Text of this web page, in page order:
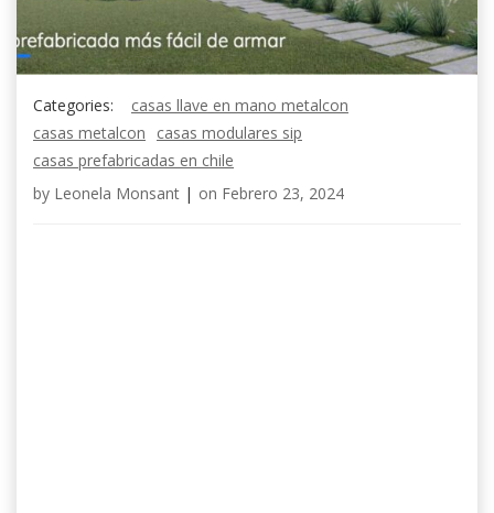
Categories:
casas llave en mano metalcon
casas metalcon
casas modulares sip
casas prefabricadas en chile
by Leonela Monsant | on Febrero 23, 2024